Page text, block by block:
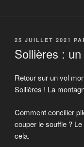
PUBLIÉ
25 JUILLET 2021
Sollières :
Retour sur un vol
Sollières ! La
Comment concilier
couper le souffle ?
cela.